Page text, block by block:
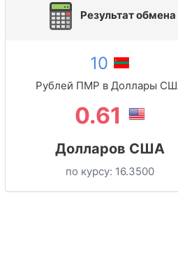
Результат обмена
10
Рублей ПМР в Доллары
0.61
Долларов США
по курсу: 16.3500